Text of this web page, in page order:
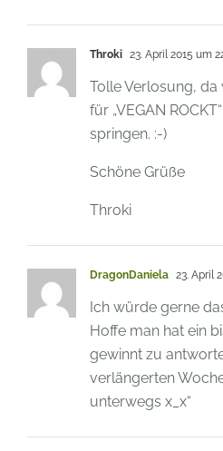
Throki 23. April 2015 um
Tolle Verlosung,
für „VEGAN
springen. :-)
Schöne Grüße
Throki
DragonDaniela 23. April
Ich würde gerne
Hoffe man hat ein
gewinnt zu
verlängerten
unterwegs x_x“